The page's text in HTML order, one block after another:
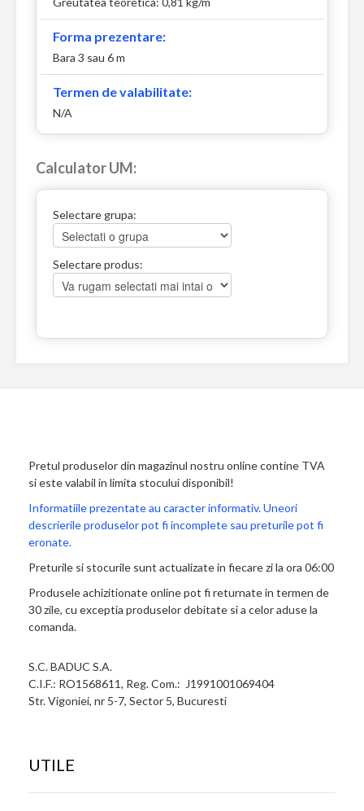
Forma prezentare:
Bara 3 sau 6 m
Termen de valabilitate:
N/A
Calculator UM:
Selectare grupa:
Selectare produs:
Pretul produselor din magazinul nostru online contine TVA
si este valabil in limita stocului disponibil!
Informatiile prezentate au caracter informativ. Uneori
descrierile produselor pot fi incomplete sau preturile pot fi
eronate.
Preturile si stocurile sunt actualizate in fiecare zi la ora 06:00
Produsele achizitionate online pot fi returnate in termen de
30 zile, cu exceptia produselor debitate si a celor aduse la
comanda.
S.C. BADUC S.A.
C.I.F.: RO1568611, Reg. Com.: J1991001069404
Str. Vigoniei, nr 5-7, Sector 5, Bucuresti
UTILE